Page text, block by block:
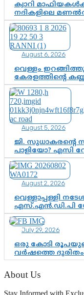
ക്വാറി
നദികളിലെ
പുനരാരംഭിക്കാൻ
തീരുമാനം
August 6, 2026
വെള്ളം
കേരളത്തിന്റെ
എന്നവസാനിക്കും?
August 5, 2026
ജി. സുധാകരന്റെ
പാളിയോ? എസി
ഗുരുതര
August 2, 2026
വെള്ളാപ്പള്ളി
എസ്.എൻ.ഡി.പി
ദുരുപയോഗം
ശ്രീനാരായണ
കാർന്നുതിന്നുന്ന
ഗോകുലം
July 29, 2026
ഒരു കോടി
വർഷത്തെ ദുരിതം!
സംവിധാനത്തെ
കോയയുടെ
About Us